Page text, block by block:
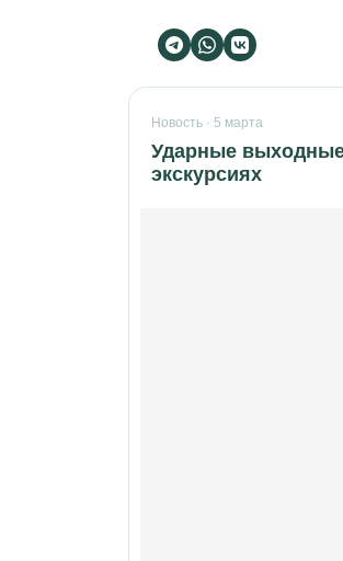
Новость · 5 марта
Ударные выходные
экскурсиях